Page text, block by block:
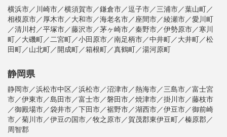
横浜市／川崎市／横須賀市／鎌倉市／逗子市／三浦市／葉山町／
相模原市／厚木市／大和市／海老名市／座間市／綾瀬市／愛川町
／清川村／平塚市／藤沢市／茅ヶ崎市／秦野市／伊勢原市／寒川
町／大磯町／二宮町／小田原市／南足柄市／中井町／大井町／松
田町／山北町／開成町／箱根町／真鶴町／湯河原町
静岡県
静岡市／浜松市中区／浜松市／沼津市／熱海市／三島市／富士宮
市／伊東市／島田市／富士市／磐田市／焼津市／掛川市／藤枝市
／御殿場市／袋井市／下田市／裾野市／湖西市／伊豆市／御前崎
市／菊川市／伊豆の国市／牧之原市／賀茂郡東伊豆町／榛原郡／
周智郡